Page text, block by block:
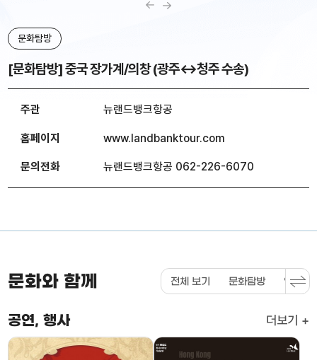
문화탐방
[문화탐방] 중국 장가계/의창 (광주↔청주 수송)
주관 뉴랜드뱅크항공
홈페이지 www.landbanktour.com
문의전화 뉴랜드뱅크항공 062-226-6070
문화와 함께 전체 보기 문화탐방 영산강
공연, 행사 더보기